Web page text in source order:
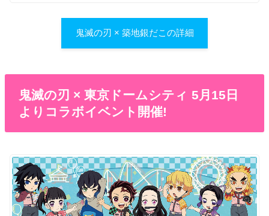
鬼滅の刃 × 築地銀だこの詳細
鬼滅の刃 × 東京ドームシティ 5月15日
よりコラボイベント開催!